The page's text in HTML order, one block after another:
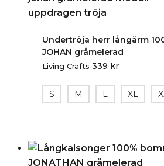
Undertröja herr långärm
JOHAN gråmelerad
Living Crafts 339 kr
S M L XL